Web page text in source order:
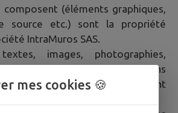
(éléments graphiques,
source etc.) sont la propriété
IntraMuros SAS.
images, photographies,
que toutes œuvres intégrées dans
de la Mairie ou de tiers ayant
les utiliser.
mes cookies 🍪